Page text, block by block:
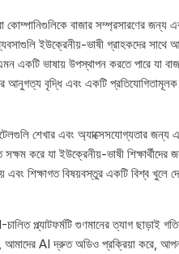
কোম্পানিগুলিকে বাজার সম্প্রসারণের জন্য
ইউক্রেনীয়-ভাষী গ্রাহকদের সাথে
একটি ভাষায় উপস্থাপন করতে পারে যা
আনুগত্য বৃদ্ধি এবং একটি প্রতিযোগিতামূলক
শেখার এবং অ্যাক্সেসযোগ্যতার জন্য
করে যা ইউক্রেনীয়-ভাষী
এবং শিক্ষাগত বিষয়বস্তুর একটি বিশ্ব খুলে
প্ল্যাটফর্মটি গুণমানের ত্যাগ ছাড়াই
AI দ্রুত অডিও প্রক্রিয়া করে,